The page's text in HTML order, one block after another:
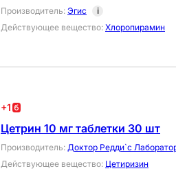
Производитель: Эгис
i
Действующее вещество: Хлоропирамин
+1
Цетрин 10 мг таблетки 30 шт
Производитель: Доктор Редди`с
Действующее вещество: Цетиризин